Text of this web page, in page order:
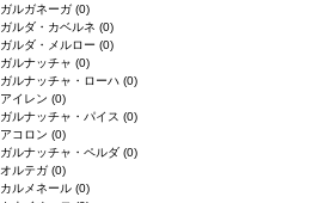
ガルガネーガ (0)
ガルダ・カベルネ (0)
ガルダ・メルロー (0)
ガルナッチャ (0)
ガルナッチャ・ローハ (0)
アイレン (0)
ガルナッチャ・パイス (0)
アコロン (0)
ガルナッチャ・ペルダ (0)
オルテガ (0)
カルメネール (0)